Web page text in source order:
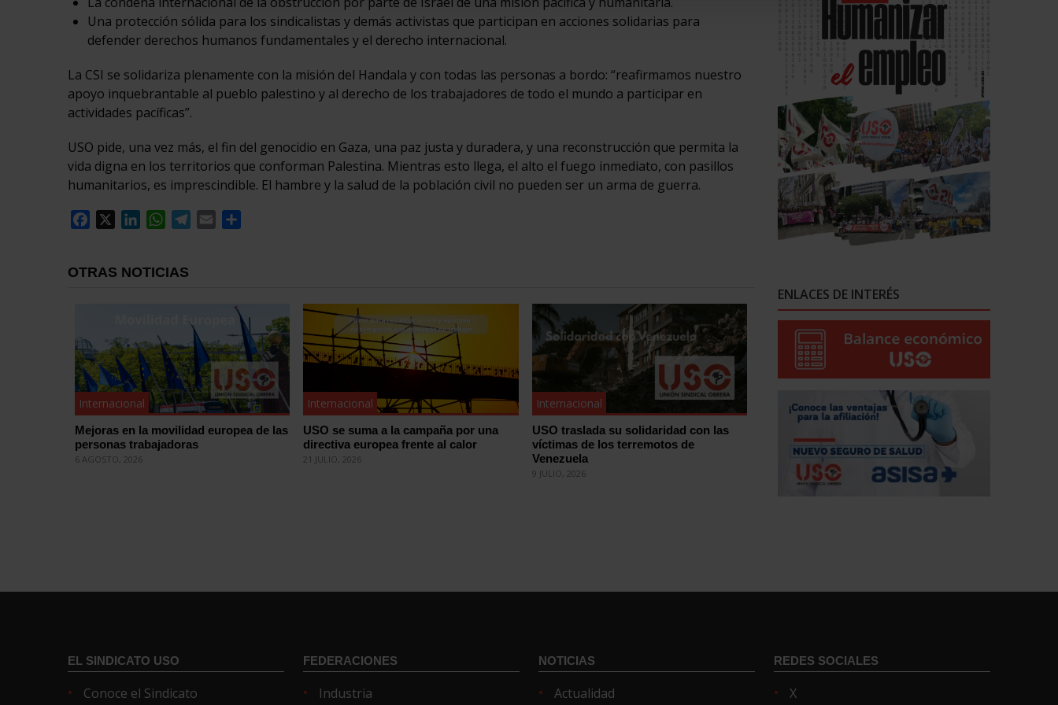
Una protección sólida para los sindicalistas y demás activistas que participan en acciones solidarias para
defender derechos humanos fundamentales y el derecho internacional.
La CSI se solidariza plenamente con la misión del Handala y con todas las personas a bordo: “reafirmamos nuestro
apoyo inquebrantable al pueblo palestino y al derecho de los trabajadores de todo el mundo a participar en
actividades pacíficas”.
USO pide, una vez más, el fin del genocidio en Gaza, una paz justa y duradera, y una reconstrucción que permita la
vida digna en los territorios que conforman Palestina. Mientras esto llega, el alto el fuego inmediato, con pasillos
humanitarios, es imprescindible. El hambre y la salud de la población civil no pueden ser un arma de guerra.
Facebook
LinkedInWhatsApp
Telegram
Email
OTRAS NOTICIAS
Internacional
Mejoras en la movilidad europea de las
personas trabajadoras
6 AGOSTO, 2026
Internacional
USO se suma a la campaña por una
directiva europea frente al calor
21 JULIO, 2026
Internacional
USO traslada su solidaridad con las
víctimas de los terremotos de
Venezuela
9 JULIO, 2026
ENLACES DE INTERÉS
EL SINDICATO USO
Conoce el Sindicato
FEDERACIONES
Industria
NOTICIAS
Actualidad
REDES SOCIALES
X